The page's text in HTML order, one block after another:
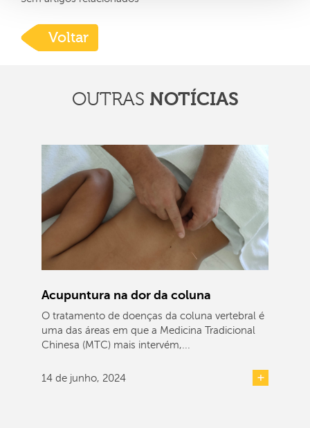
Voltar
OUTRAS NOTÍCIAS
Acupuntura na dor da coluna
O tratamento de doenças da coluna vertebral é
uma das áreas em que a Medicina Tradicional
Chinesa (MTC) mais intervém,...
14 de junho, 2024